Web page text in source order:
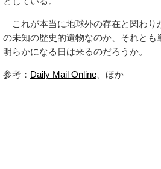
これが本当に地球外の存在と関わり
の未知の歴史的遺物なのか、それと
明らかになる日は来るのだろうか。
参考： Daily Mail Online 、ほか